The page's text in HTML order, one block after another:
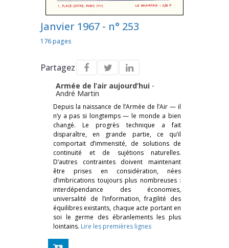
Janvier 1967 - n° 253
176 pages
Partagez
Armée de l’air aujourd’hui -
André Martin
Depuis la naissance de l’Armée de l’Air — il
n’y a pas si longtemps — le monde a bien
changé. Le progrès technique a fait
disparaître, en grande partie, ce qu’il
comportait d’immensité, de solutions de
continuité et de sujétions naturelles.
D’autres contraintes doivent maintenant
être prises en considération, nées
d’imbrications toujours plus nombreuses :
interdépendance des économies,
universalité de l’information, fragilité des
équilibres existants, chaque acte portant en
soi le germe des ébranlements les plus
lointains. Lire les premières lignes